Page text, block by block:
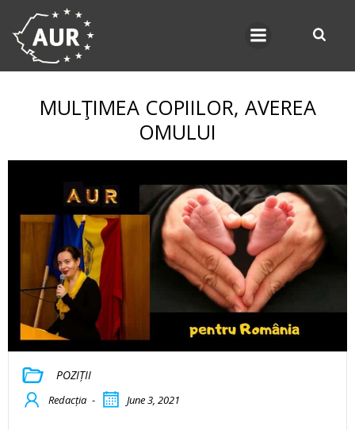
MULŢIMEA COPIILOR, AVEREA
OMULUI
POZIȚII
Redacția - June 3, 2021